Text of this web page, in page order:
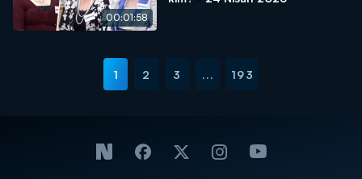
00:01:58
1 2 3 ... 193